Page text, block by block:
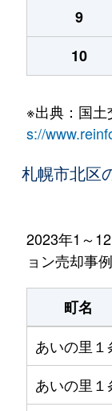
9
10
※出典：国土
s://
札幌市北区
2023年1～
ョン売却事例
町名
あいの里１
あいの里１